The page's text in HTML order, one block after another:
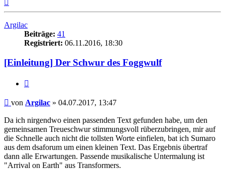
Argilac
Beiträge: 41
Registriert: 06.11.2016, 18:30
[Einleitung] Der Schwur des Foggwulf
Beitrag
von Argilac » 04.07.2017, 13:47
Da ich nirgendwo einen passenden Text gefunden habe, um den
gemeinsamen Treueschwur stimmungsvoll rüberzubringen, mir auf
die Schnelle auch nicht die tollsten Worte einfielen, bat ich Sumaro
aus dem dsaforum um einen kleinen Text. Das Ergebnis übertraf
dann alle Erwartungen. Passende musikalische Untermalung ist
"Arrival on Earth" aus Transformers.